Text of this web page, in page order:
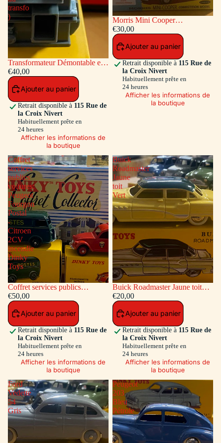
transfo
)
Transformateur Démontable en
matiére plastique Ref ADT-833
( Accessoires a l'intérieur du
transfo )
€40,00
Ajouter au panier
Retrait disponible à 115 Rue de
la Croix Nivert
Habituellement prête en
24 heures
Afficher les informations de
la boutique
Morris Mini Cooper
Competition #7 Bleu / Toit et
Capot Blanc
€30,00
Ajouter au panier
Retrait disponible à 115 Rue de
la Croix Nivert
Habituellement prête en
24 heures
Afficher les informations de
la boutique
Coffret
services
publics
voitures:
Peugeot
Fourgon
Postal
-
Citroen
2CV
incendie
Dinky
Toys
Coffret services publics
voitures: Peugeot Fourgon
Postal - Citroen 2CV incendie
Dinky Toys
€50,00
Ajouter au panier
Retrait disponible à 115 Rue de
la Croix Nivert
Habituellement prête en
24 heures
Afficher les informations de
la boutique
Buick
Roadmaster
Jaune
toit
Vert
Buick Roadmaster Jaune toit
Vert
€20,00
Ajouter au panier
Retrait disponible à 115 Rue de
la Croix Nivert
Habituellement prête en
24 heures
Afficher les informations de
la boutique
Ford
Vedette
54
Gris
Peugeot
203
Bleu
Pétrole